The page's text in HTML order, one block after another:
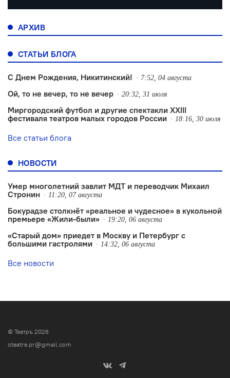
АРХИВ
СТАТЬИ БЛОГА
С Днем Рождения, Никитинский! 7:52, 04 августа
Ой, то не вечер, то не вечер 20:32, 31 июля
Миргородский футбол и другие спектакли XXIII
фестиваля театров малых городов России
18:16, 30 июля
Все статьи блога
НОВОСТИ
Умер многолетний завлит МДТ и переводчик Михаил
Стронин
11:20, 07 августа
Бокурадзе столкнëт «реальное и чудесное» в кукольной
премьере «Жили-были»
19:20, 06 августа
«Старый дом» приедет в Москву и Петербург с
большими гастролями
14:32, 06 августа
Все новости
© Театръ 2026
oteatre.pr@gmail.com